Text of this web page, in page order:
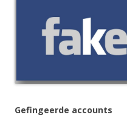
Gefingeerde accounts